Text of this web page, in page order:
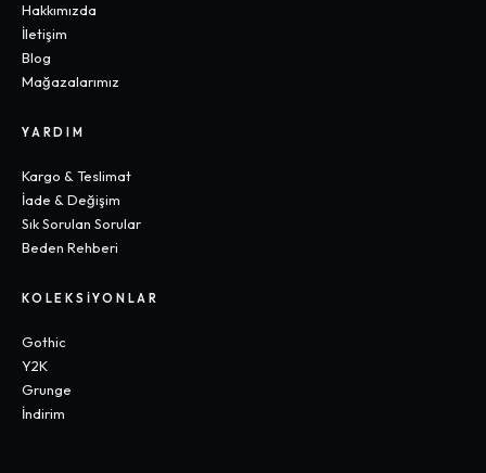
Hakkımızda
İletişim
Blog
Mağazalarımız
YARDIM
Kargo & Teslimat
İade & Değişim
Sık Sorulan Sorular
Beden Rehberi
KOLEKSIYONLAR
Gothic
Y2K
Grunge
İndirim